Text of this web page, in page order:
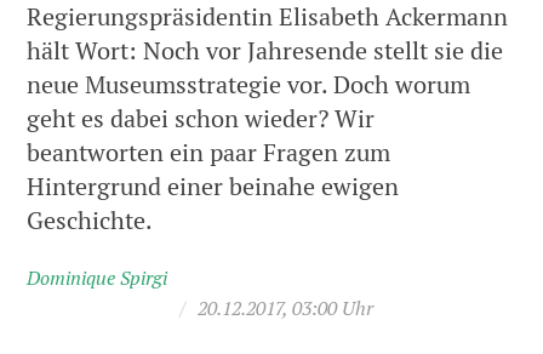
Regierungspräsidentin Elisabeth Ackermann
hält Wort: Noch vor Jahresende stellt sie die
neue Museumsstrategie vor. Doch worum
geht es dabei schon wieder? Wir
beantworten ein paar Fragen zum
Hintergrund einer beinahe ewigen
Geschichte.
Dominique Spirgi
/ 20.12.2017, 03:00 Uhr